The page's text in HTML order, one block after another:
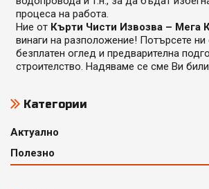
процеса на работа.
Ние от Кърти Чисти Извозва – Мега
винаги на разположение! Потърсете
безплатен оглед и предварителна
строителство. Надяваме се сме Ви
Категории
Актуално
Полезно